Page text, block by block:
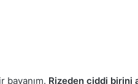
bayanım. Rizeden ciddi birini